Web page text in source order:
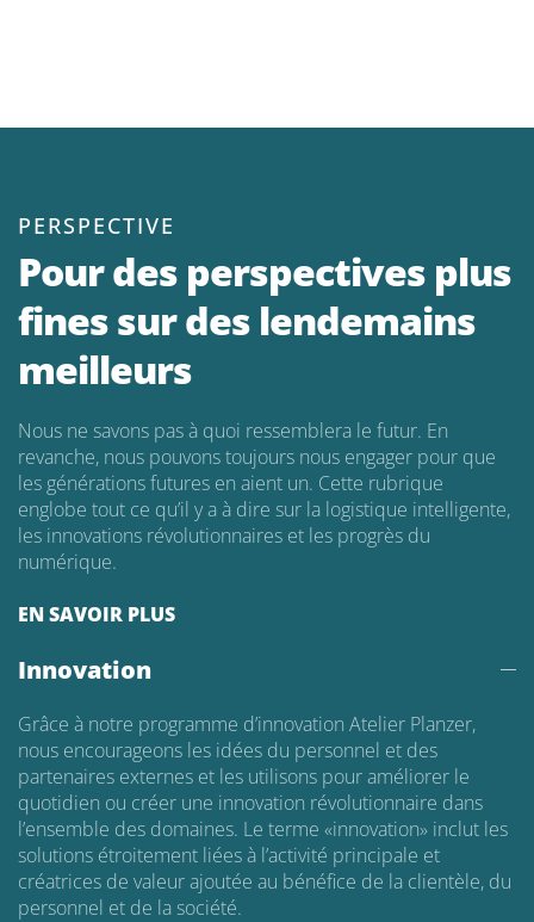
PERSPECTIVE
Pour des perspectives plus
fines sur des lendemains
meilleurs
Nous ne savons pas à quoi ressemblera le futur. En
revanche, nous pouvons toujours nous engager pour que
les générations futures en aient un. Cette rubrique
englobe tout ce qu’il y a à dire sur la logistique intelligente,
les innovations révolutionnaires et les progrès du
numérique.
EN SAVOIR PLUS
Innovation
Grâce à notre programme d’innovation Atelier Planzer,
nous encourageons les idées du personnel et des
partenaires externes et les utilisons pour améliorer le
quotidien ou créer une innovation révolutionnaire dans
l’ensemble des domaines. Le terme «innovation» inclut les
solutions étroitement liées à l’activité principale et
créatrices de valeur ajoutée au bénéfice de la clientèle, du
personnel et de la société.